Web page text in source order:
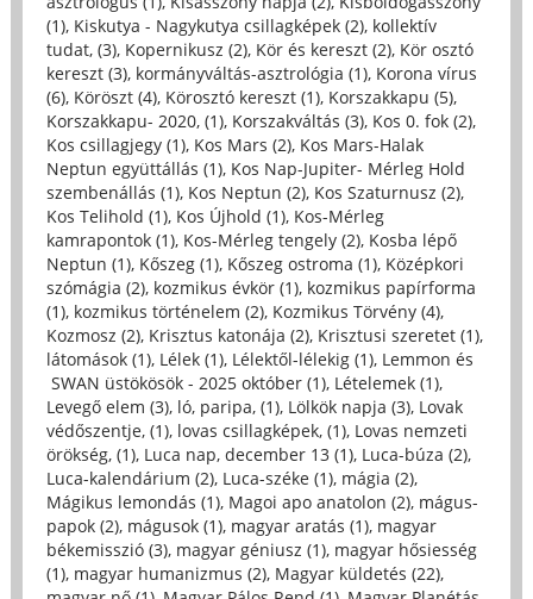
(1), Kiskutya - Nagykutya csillagképek (2), kollektív
tudat, (3), Kopernikusz (2), Kör és kereszt (2), Kör osztó
kereszt (3), kormányváltás-asztrológia (1), Korona vírus
(6), Köröszt (4), Körosztó kereszt (1), Korszakkapu (5),
Korszakkapu- 2020, (1), Korszakváltás (3), Kos 0. fok (2),
Kos csillagjegy (1), Kos Mars (2), Kos Mars-Halak
Neptun együttállás (1), Kos Nap-Jupiter- Mérleg Hold
szembenállás (1), Kos Neptun (2), Kos Szaturnusz (2),
Kos Telihold (1), Kos Újhold (1), Kos-Mérleg
kamrapontok (1), Kos-Mérleg tengely (2), Kosba lépő
Neptun (1), Kőszeg (1), Kőszeg ostroma (1), Középkori
szómágia (2), kozmikus évkör (1), kozmikus papírforma
(1), kozmikus történelem (2), Kozmikus Törvény (4),
Kozmosz (2), Krisztus katonája (2), Krisztusi szeretet (1),
látomások (1), Lélek (1), Lélektől-lélekig (1), Lemmon és
SWAN üstökösök - 2025 október (1), Lételemek (1),
Levegő elem (3), ló, paripa, (1), Lölkök napja (3), Lovak
védőszentje, (1), lovas csillagképek, (1), Lovas nemzeti
örökség, (1), Luca nap, december 13 (1), Luca-búza (2),
Luca-kalendárium (2), Luca-széke (1), mágia (2),
Mágikus lemondás (1), Magoi apo anatolon (2), mágus-
papok (2), mágusok (1), magyar aratás (1), magyar
békemisszió (3), magyar géniusz (1), magyar hősiesség
(1), magyar humanizmus (2), Magyar küldetés (22),